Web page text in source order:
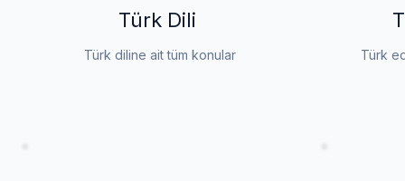
Türk Dili
Türk diline ait tüm konular Türk